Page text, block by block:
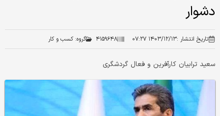
دشوار
تاریخ انتشار :۱۴۰۳/۱۲/۱۳ ۰۷:۲۷ ۴۱۵۹۶۴۸ گروه: کسب و کار
سعید ترابیان کارآفرین و فعال گردشگری